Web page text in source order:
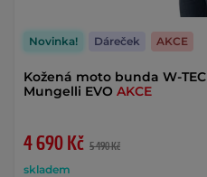
Kožená moto bunda W-TEC
Mungelli EVO AKCE
4 690 Kč 5 490 Kč
skladem
Novinka! Dáreček AKCE